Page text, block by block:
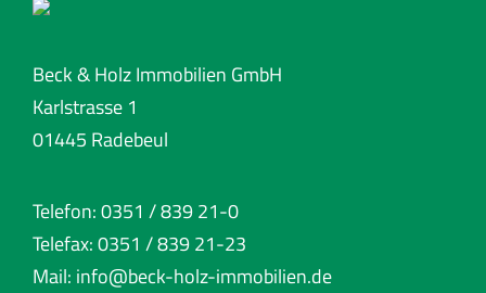
Beck & Holz Immobilien GmbH
Karlstrasse 1
01445 Radebeul
Telefon: 0351 / 839 21-0
Telefax: 0351 / 839 21-23
Mail: info@beck-holz-immobilien.de